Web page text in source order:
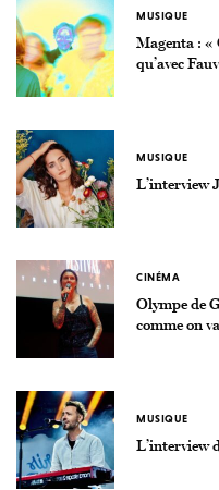
MUSIQUE
Magenta : «
qu’avec
MUSIQUE
L’interview
CINÉMA
Olympe de
comme on
MUSIQUE
L’interview